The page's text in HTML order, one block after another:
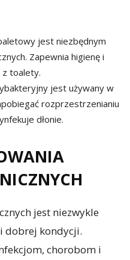
jest niezbędnym
Zapewnia higienę i
toalety.
jest używany w
rozprzestrzenianiu
dłonie.
jest niezwykle
dobrej kondycji.
chorobom i